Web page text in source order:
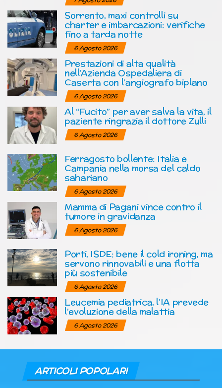
Sorrento, maxi controlli su
charter e imbarcazioni: verifiche
fino a tarda notte
6 Agosto 2026
Prestazioni di alta qualità
nell’Azienda Ospedaliera di
Caserta con l’angiografo biplano
6 Agosto 2026
Al “Fucito” per aver salva la vita, il
paziente ringrazia il dottore Zulli
6 Agosto 2026
Ferragosto bollente: Italia e
Campania nella morsa del caldo
sahariano
6 Agosto 2026
Mamma di Pagani vince contro il
tumore in gravidanza
6 Agosto 2026
Porti, ISDE: bene il cold ironing, ma
servono rinnovabili e una flotta
più sostenibile
6 Agosto 2026
Leucemia pediatrica, l’IA prevede
l’evoluzione della malattia
6 Agosto 2026
ARTICOLI POPOLARI